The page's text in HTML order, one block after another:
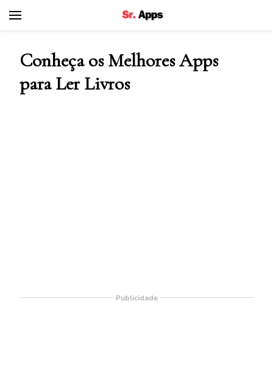
Conheça os Melhores Apps
para Ler Livros
Publicidade